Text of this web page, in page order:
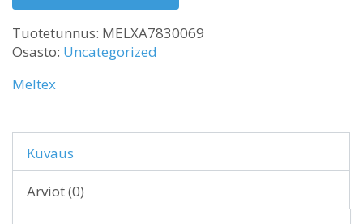
Tuotetunnus: MELXA7830069
Osasto: Uncategorized
Meltex
Kuvaus
Arviot (0)